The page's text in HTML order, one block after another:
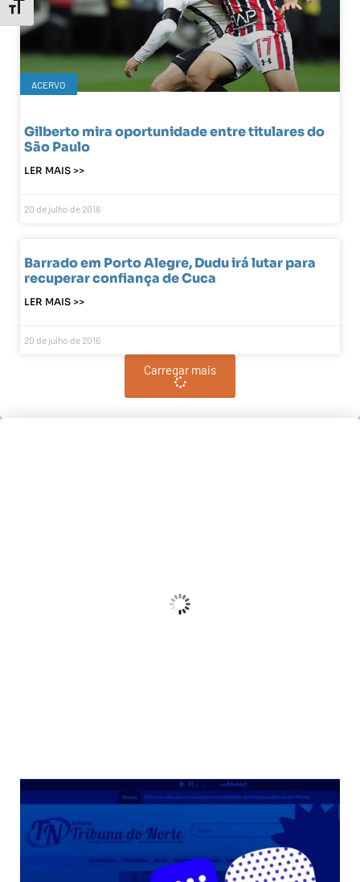
Toggle Font size
ACERVO
Gilberto mira oportunidade entre titulares do
São Paulo
LER MAIS >>
20 de julho de 2016
Barrado em Porto Alegre, Dudu irá lutar para
recuperar confiança de Cuca
LER MAIS >>
20 de julho de 2016
Carregar mais
Wind Gust:10 Km/h